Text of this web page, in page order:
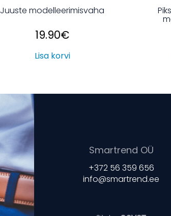
Juuste modelleerimisvaha
19.90€
Lisa korvi
Smartrend OÜ
+372 56 359 656
info@smartrend.ee